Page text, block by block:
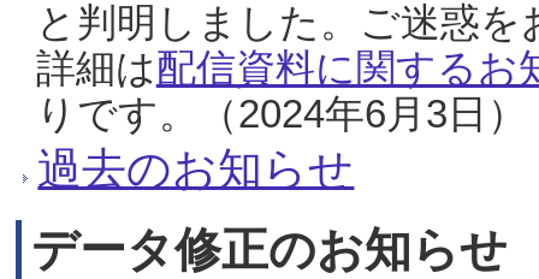
と判明しました。ご迷惑
詳細は配信資料に関するお
りです。（2024年6月3日）
過去のお知らせ
データ修正のお知らせ